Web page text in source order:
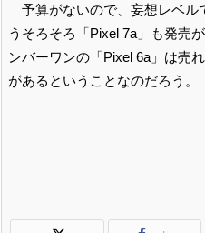
予算がないので、妄想レベル
うそろそろ「Pixel 7a」も発売
ンバーワンの「Pixel 6a」は売
があるということなのだろう。